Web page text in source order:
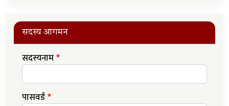
सदस्य आगमन
सदस्यनाम
पासवर्ड